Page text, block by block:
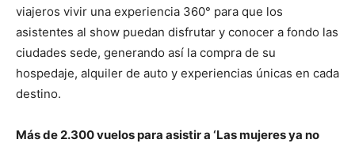
viajeros vivir una experiencia 360° para que los
asistentes al show puedan disfrutar y conocer a fondo las
ciudades sede, generando así la compra de su
hospedaje, alquiler de auto y experiencias únicas en cada
destino.
Más de 2.300 vuelos para asistir a ‘Las mujeres ya no